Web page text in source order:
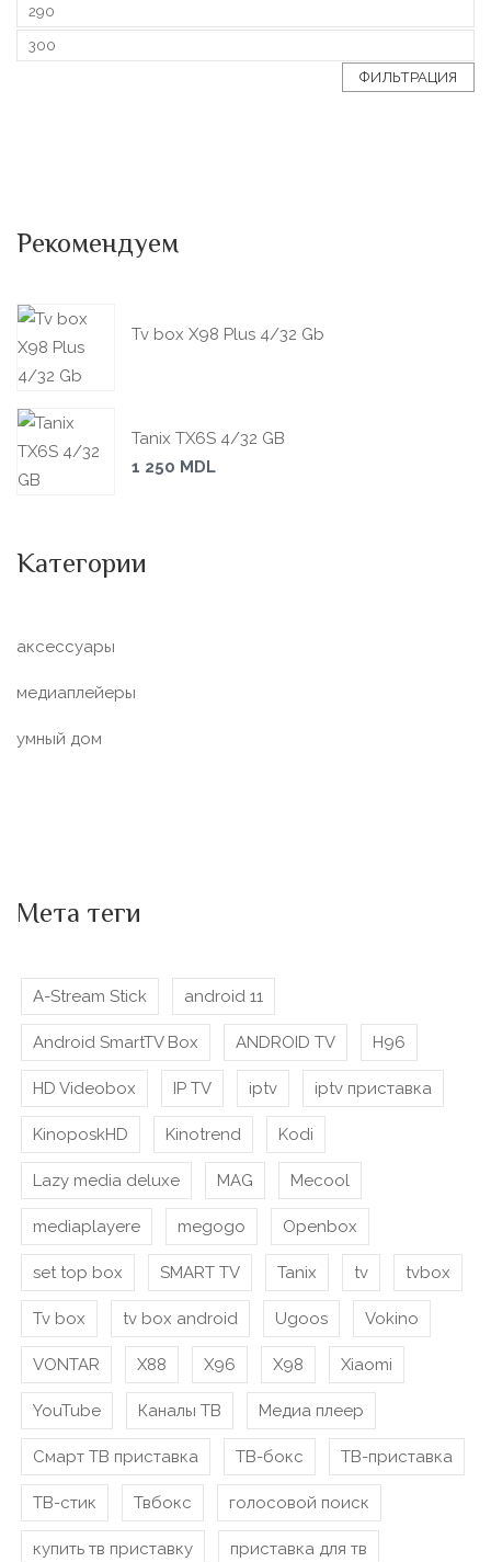
ФИЛЬТРАЦИЯ
Рекомендуем
Tv box X98 Plus 4/32 Gb
Tanix TX6S 4/32 GB
1 250 MDL
Категории
аксессуары
медиаплейеры
умный дом
Мета теги
A-Stream Stick android 11
Android SmartTV Box ANDROID TV H96
HD Videobox IP TV iptv iptv приставка
KinoposkHD Kinotrend Kodi
Lazy media deluxe MAG Mecool
mediaplayere megogo Openbox
set top box SMART TV Tanix tv tvbox
Tv box tv box android Ugoos Vokino
VONTAR X88 X96 X98 Xiaomi
YouTube Каналы ТВ Медиа плеер
Смарт ТВ приставка ТВ-бокс ТВ-приставка
ТВ-стик Твбокс голосовой поиск
купить тв приставку приставка для тв